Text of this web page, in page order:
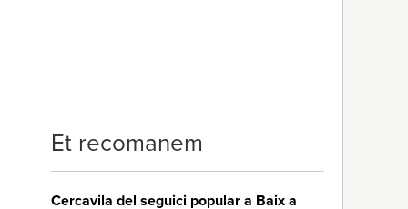
Et recomanem
Cercavila del seguici popular a Baix a